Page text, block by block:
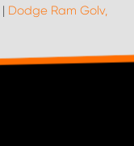
| Dodge Ram Golv,